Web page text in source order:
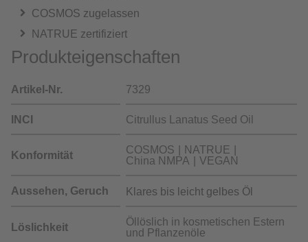
COSMOS zugelassen
NATRUE zertifiziert
Produkteigenschaften
Artikel-Nr. 7329
INCI Citrullus Lanatus Seed Oil
Konformität COSMOS
NATRUE
China NMPA
VEGAN
Aussehen, Geruch Klares bis leicht gelbes Öl
Löslichkeit
Öllöslich in kosmetischen Estern
und Pflanzenöle